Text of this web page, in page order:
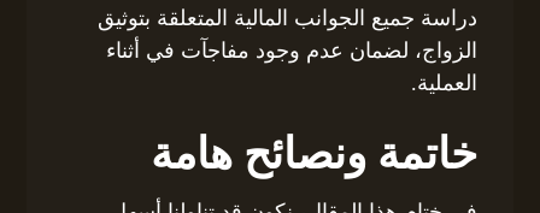
دراسة جميع الجوانب المالية المتعلقة بتوثيق
الزواج، لضمان عدم وجود مفاجآت في أثناء
العملية.
خاتمة ونصائح هامة